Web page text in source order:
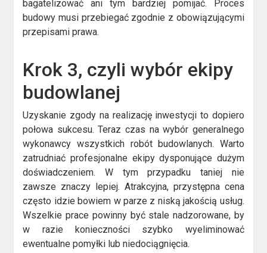
bagatelizować ani tym bardziej pomijać. Proces
budowy musi przebiegać zgodnie z obowiązującymi
przepisami prawa.
Krok 3, czyli wybór ekipy
budowlanej
Uzyskanie zgody na realizację inwestycji to dopiero
połowa sukcesu. Teraz czas na wybór generalnego
wykonawcy wszystkich robót budowlanych. Warto
zatrudniać profesjonalne ekipy dysponujące dużym
doświadczeniem. W tym przypadku taniej nie
zawsze znaczy lepiej. Atrakcyjna, przystępna cena
często idzie bowiem w parze z niską jakością usług.
Wszelkie prace powinny być stale nadzorowane, by
w razie konieczności szybko wyeliminować
ewentualne pomyłki lub niedociągnięcia.